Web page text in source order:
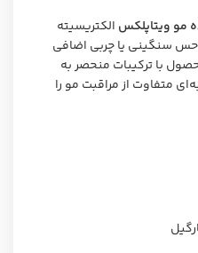
مو ویتاپلکس الکتریسیته
حس سنگینی یا چربی اضافی
با ترکیبات منحصر به
متفاوت از مراقبت مو را